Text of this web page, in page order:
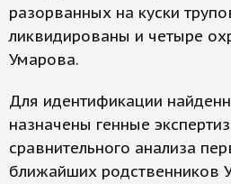
разорванных на куски
ликвидированы и четыре
Умарова.
Для идентификации
назначены генные
сравнительного анализа
ближайших родственников